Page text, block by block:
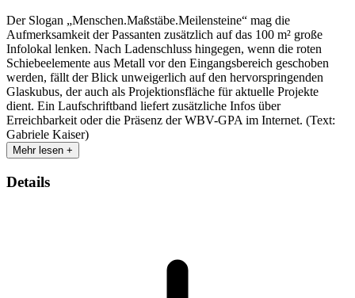
Der Slogan „Menschen.Maßstäbe.Meilensteine“ mag die
Aufmerksamkeit der Passanten zusätzlich auf das 100 m² große
Infolokal lenken. Nach Ladenschluss hingegen, wenn die roten
Schiebeelemente aus Metall vor den Eingangsbereich geschoben
werden, fällt der Blick unweigerlich auf den hervorspringenden
Glaskubus, der auch als Projektionsfläche für aktuelle Projekte
dient. Ein Laufschriftband liefert zusätzliche Infos über
Erreichbarkeit oder die Präsenz der WBV-GPA im Internet. (Text:
Gabriele Kaiser)
Mehr lesen +
Details